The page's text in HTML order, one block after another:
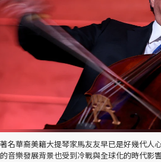
著名華裔美籍大提琴家馬友友早已是好幾代人
的音樂發展背景也受到冷戰與全球化的時代影